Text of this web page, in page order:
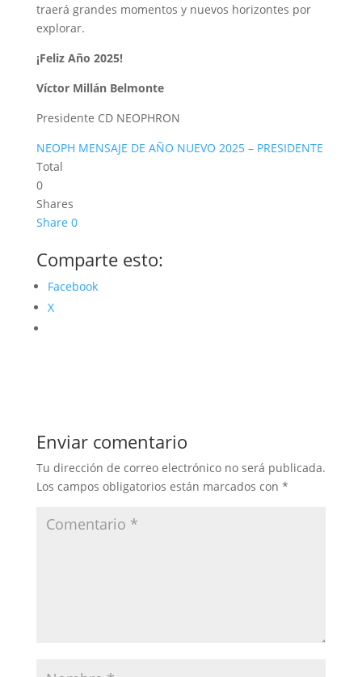
traerá grandes momentos y nuevos horizontes por
explorar.
¡Feliz Año 2025!
Víctor Millán Belmonte
Presidente CD NEOPHRON
NEOPH MENSAJE DE AÑO NUEVO 2025 – PRESIDENTE
Total
0
Shares
Share 0
Comparte esto:
Facebook
X
Enviar comentario
Tu dirección de correo electrónico no será publicada.
Los campos obligatorios están marcados con *